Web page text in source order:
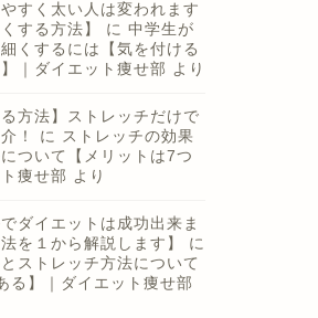
すく太い人は変われます
する方法】
に 中学生が
くするには【気を付ける
｜ダイエット痩せ部 より
る方法】ストレッチだけで
！
に ストレッチの効果
ついて【メリットは7つ
痩せ部 より
ダイエットは成功出来ま
を１から解説します】
に
ストレッチ方法について
る】｜ダイエット痩せ部